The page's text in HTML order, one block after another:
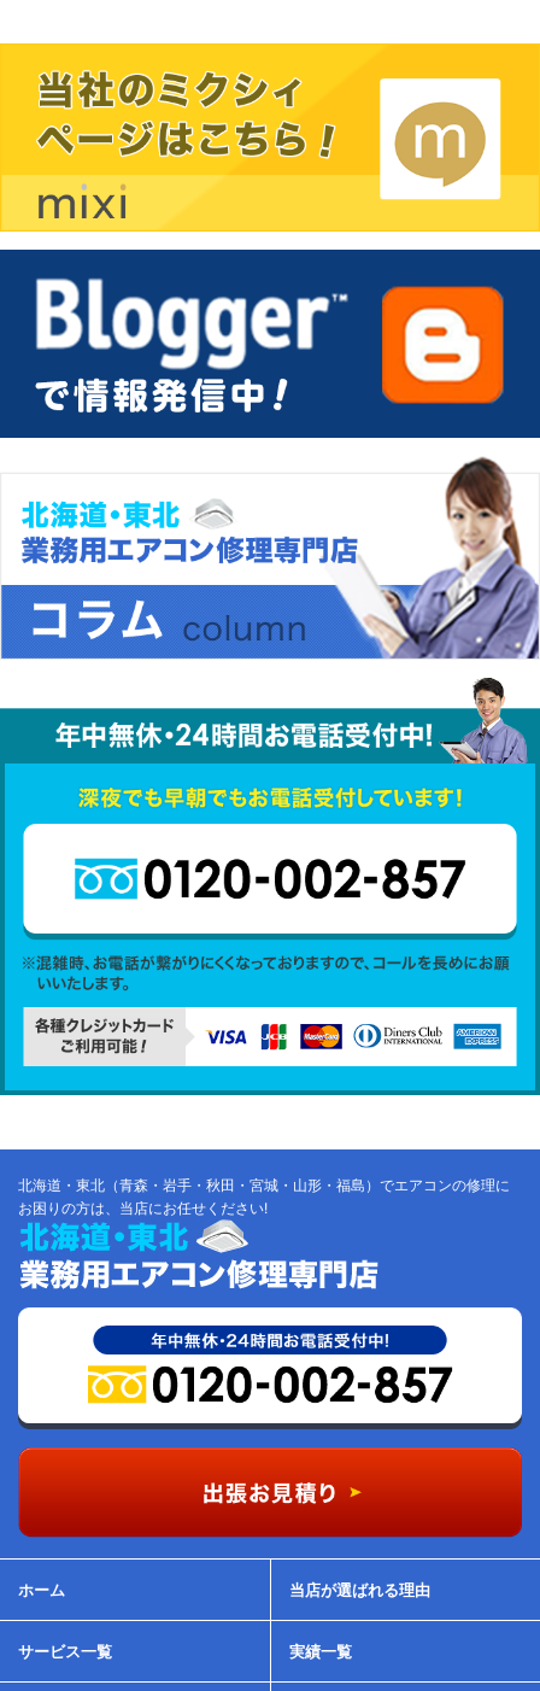
北海道・東北（青森・岩手・秋田・宮城・山形・福島）でエアコンの修理に
お困りの方は、当店にお任せください!
ホーム 当店が選ばれる理由
サービス一覧 実績一覧